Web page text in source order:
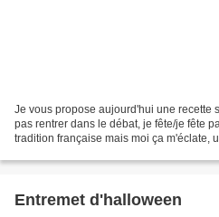
Je vous propose aujourd'hui une recette
pas rentrer dans le débat, je fête/je fête
tradition française mais moi ça m'éclate,
Entremet d'halloween